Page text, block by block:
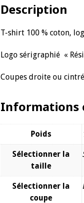
Description
T-shirt 100 % coton,
Logo sérigraphié «
Coupes droite ou
Informations
Poids
Sélectionner la
taille
Sélectionner la
coupe